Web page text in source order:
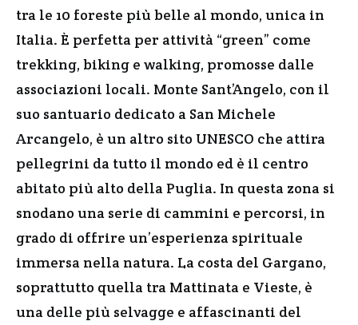
tra le 10 foreste più belle al mondo, unica in
Italia. È perfetta per attività “green” come
trekking, biking e walking, promosse dalle
associazioni locali. Monte Sant’Angelo, con il
suo santuario dedicato a San Michele
Arcangelo, è un altro sito UNESCO che attira
pellegrini da tutto il mondo ed è il centro
abitato più alto della Puglia. In questa zona si
snodano una serie di cammini e percorsi, in
grado di offrire un’esperienza spirituale
immersa nella natura. La costa del Gargano,
soprattutto quella tra Mattinata e Vieste, è
una delle più selvagge e affascinanti del